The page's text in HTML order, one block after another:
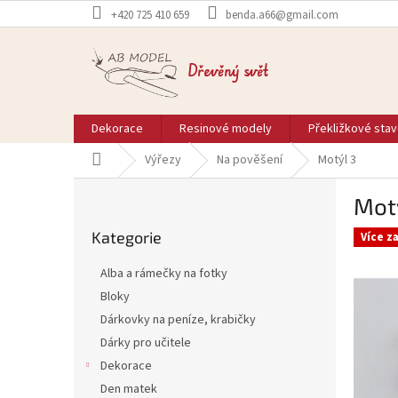
na
+420 725 410 659 benda.a66@gmail.com
Dřevěný svět
Dekorace Resinové modely Překližkové
Domů Výřezy Na pověšení Motýl 3
kategorie
Kategorie
Alba a rámečky na fotky
Bloky
Dárkovky na peníze, krabičky
Dárky pro učitele
Dekorace
Den matek
Více